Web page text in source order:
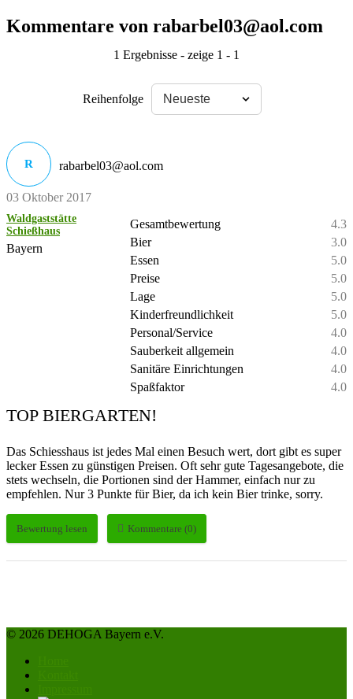
Kommentare von rabarbel03@aol.com
1 Ergebnisse - zeige 1 - 1
Reihenfolge
03 Oktober 2017
Gesamtbewertung
4.3
Bier
3.0
Essen
5.0
Preise
5.0
Lage
5.0
Kinderfreundlichkeit
5.0
Personal/Service
4.0
Sauberkeit allgemein
4.0
Sanitäre Einrichtungen
4.0
Spaßfaktor
4.0
Waldgaststätte
Schießhaus
Bayern
TOP BIERGARTEN!
Das Schiesshaus ist jedes Mal einen Besuch wert, dort gibt es super
lecker Essen zu günstigen Preisen. Oft sehr gute Tagesangebote, die
stets wechseln, die Portionen sind der Hammer, einfach nur zu
empfehlen. Nur 3 Punkte für Bier, da ich kein Bier trinke, sorry.
R rabarbel03@aol.com
Bewertung lesen Kommentare (0)
© 2026 DEHOGA Bayern e.V.